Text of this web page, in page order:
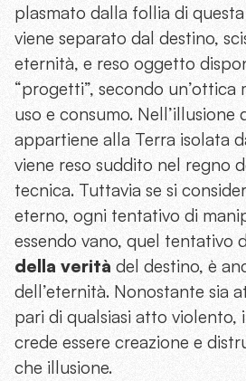
plasmato dalla follia di questa
viene separato dal destino,
eternità, e reso oggetto
“progetti”, secondo
uso e consumo. Nell’illusione
appartiene alla Terra isolata
viene reso suddito nel regno
tecnica. Tuttavia se si
eterno, ogni tentativo di
essendo vano, quel tentativo
della verità del destino, è
dell’eternità. Nonostante sia
pari di qualsiasi atto violento,
crede essere creazione e
che illusione.